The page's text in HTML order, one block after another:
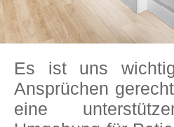
Es ist uns
Ansprüchen
eine